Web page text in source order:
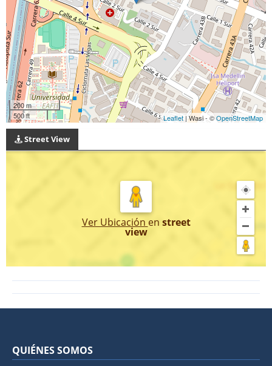
200 m
500 ft
Leaflet | Wasi - ©OpenStreetMap
Street View
Ver Ubicación en street
view
QUIÉNES SOMOS